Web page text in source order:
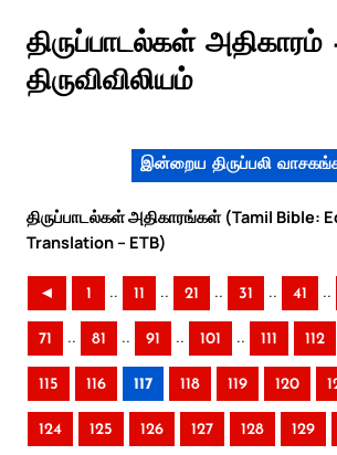
திருப்பாடல்கள் அதிகாரம்
திருவிவிலியம்
இன்றைய திருப்பலி
திருப்பாடல்கள் அதிகாரங்கள் (Tamil Bible:
Translation – ETB)
◄ 1 .. 11 .. 21 .. 31 .. 41 ..
71 .. 81 .. 91 .. 101 .. 111 112
115 116 117 118 119 120
124 125 126 127 128 129